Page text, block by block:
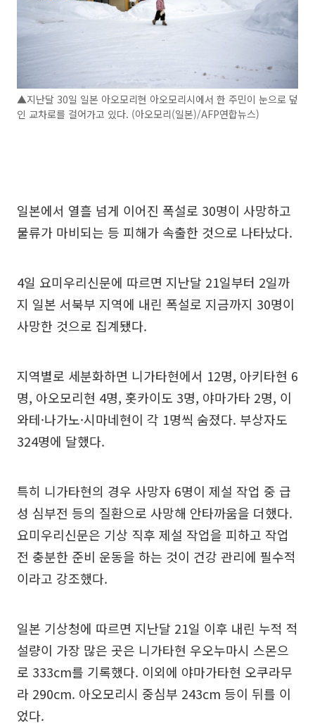
▲지난달 30일 일본 아오모리현 아오모리시에서 한 주민이 눈으로 덮
인 교차로를 걸어가고 있다. (아오모리(일본)/AFP연합뉴스)
일본에서 열흘 넘게 이어진 폭설로 30명이 사망하고
물류가 마비되는 등 피해가 속출한 것으로 나타났다.
4일 요미우리신문에 따르면 지난달 21일부터 2일까
지 일본 서북부 지역에 내린 폭설로 지금까지 30명이
사망한 것으로 집계됐다.
지역별로 세분화하면 니가타현에서 12명, 아키타현 6
명, 아오모리현 4명, 홋카이도 3명, 야마가타 2명, 이
와테·나가노·시마네현이 각 1명씩 숨졌다. 부상자도
324명에 달했다.
특히 니가타현의 경우 사망자 6명이 제설 작업 중 급
성 심부전 등의 질환으로 사망해 안타까움을 더했다.
요미우리신문은 기상 직후 제설 작업을 피하고 작업
전 충분한 준비 운동을 하는 것이 건강 관리에 필수적
이라고 강조했다.
일본 기상청에 따르면 지난달 21일 이후 내린 누적 적
설량이 가장 많은 곳은 니가타현 우오누마시 스몬으
로 333cm를 기록했다. 이외에 야마가타현 오쿠라무
라 290cm. 아오모리시 중심부 243cm 등이 뒤를 이
었다.